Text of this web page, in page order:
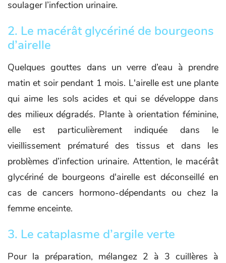
soulager l’infection urinaire.
2. Le macérât glycériné de bourgeons
d’airelle
Quelques gouttes dans un verre d’eau à prendre
matin et soir pendant 1 mois. L'airelle est une plante
qui aime les sols acides et qui se développe dans
des milieux dégradés. Plante à orientation féminine,
elle est particulièrement indiquée dans le
vieillissement prématuré des tissus et dans les
problèmes d’infection urinaire. Attention, le macérât
glycériné de bourgeons d'airelle est déconseillé en
cas de cancers hormono-dépendants ou chez la
femme enceinte.
3. Le cataplasme d’argile verte
Pour la préparation, mélangez 2 à 3 cuillères à